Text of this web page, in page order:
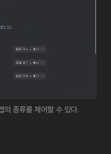
의 종류를 제어할 수 있다.